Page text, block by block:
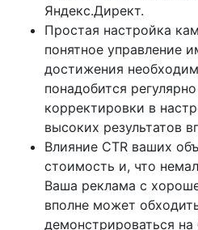
Яндекс.Директ.
Простая настройка
понятное управление
достижения
понадобится
корректировки в
высоких результатов
Влияние CTR ваших
стоимость и, что
Ваша реклама с
вполне может
демонстрироваться